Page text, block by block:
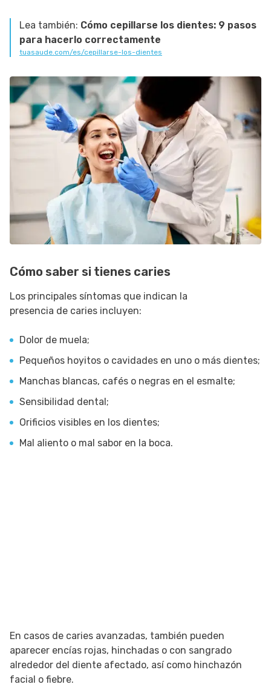
Lea también: Cómo cepillarse los dientes: 9 pasos
para hacerlo correctamente
tuasaude.com/es/cepillarse-los-dientes
Cómo saber si tienes caries
Los principales síntomas que indican la
presencia de caries incluyen:
Dolor de muela;
Pequeños hoyitos o cavidades en uno o más dientes;
Manchas blancas, cafés o negras en el esmalte;
Sensibilidad dental;
Orificios visibles en los dientes;
Mal aliento o mal sabor en la boca.
En casos de caries avanzadas, también pueden
aparecer encías rojas, hinchadas o con sangrado
alrededor del diente afectado, así como hinchazón
facial o fiebre.